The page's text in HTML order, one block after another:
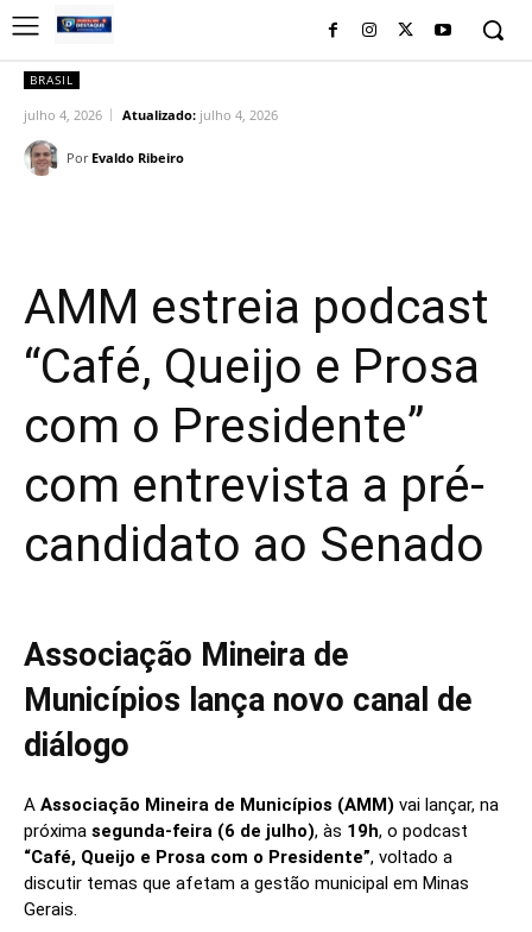
BRASIL
julho 4, 2026 Atualizado: julho 4, 2026
Por Evaldo Ribeiro
AMM estreia podcast
“Café, Queijo e Prosa
com o Presidente”
com entrevista a pré-
candidato ao Senado
Associação Mineira de
Municípios lança novo canal de
diálogo
A Associação Mineira de Municípios (AMM) vai lançar, na
próxima segunda-feira (6 de julho), às 19h, o podcast
“Café, Queijo e Prosa com o Presidente”, voltado a
discutir temas que afetam a gestão municipal em Minas
Gerais.